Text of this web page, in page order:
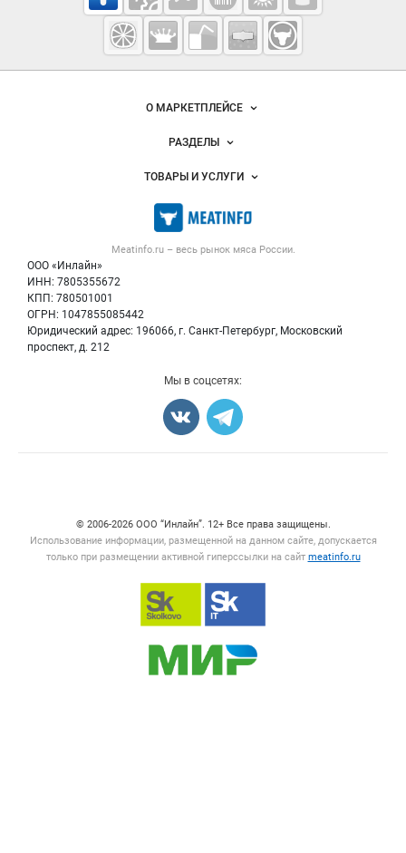
Meatinfo.ru —
мясо и
мясопродукты
Важные разделы и контакты
Meatinfo.ru – весь рынок мясаРоссии.
ООО «Инлайн»
ИНН: 7805355672
КПП: 780501001
ОГРН: 1047855085442
Юридический адрес: 196066, г. Санкт-Петербург, Московский
проспект, д. 212
Навигация по сайтуО МАРКЕТПЛЕЙСЕ
Новости Meatinfo.ru
Размещение рекламы
Публичная оферта
Контактная информация
Политика обработки персональных данных
РАЗДЕЛЫ
Объявления
Новости рынка
Вакансии
ТОВАРЫ И УСЛУГИ
Мясо, мясопродукты
Скот в живом весе
Колбасы, сосиски, деликатесы
Мы в соцсетях:
© 2006‑2026 ООО “Инлайн”. 12+ Все права защищены.
Использование информации, размещенной на данном сайте, допускается
только при размещении активной гиперссылки на сайт meatinfo.ru